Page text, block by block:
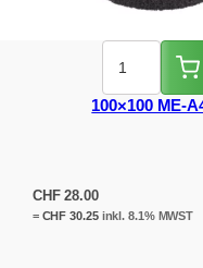
100×100 ME-
CHF28.00
= CHF 30.25inkl. 8.1% MWST